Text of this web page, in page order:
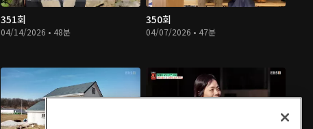
351회
04/14/2026 • 48분
350회
04/07/2026 • 47분